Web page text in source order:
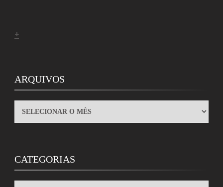
+
ARQUIVOS
ARQUIVOS
CATEGORIAS